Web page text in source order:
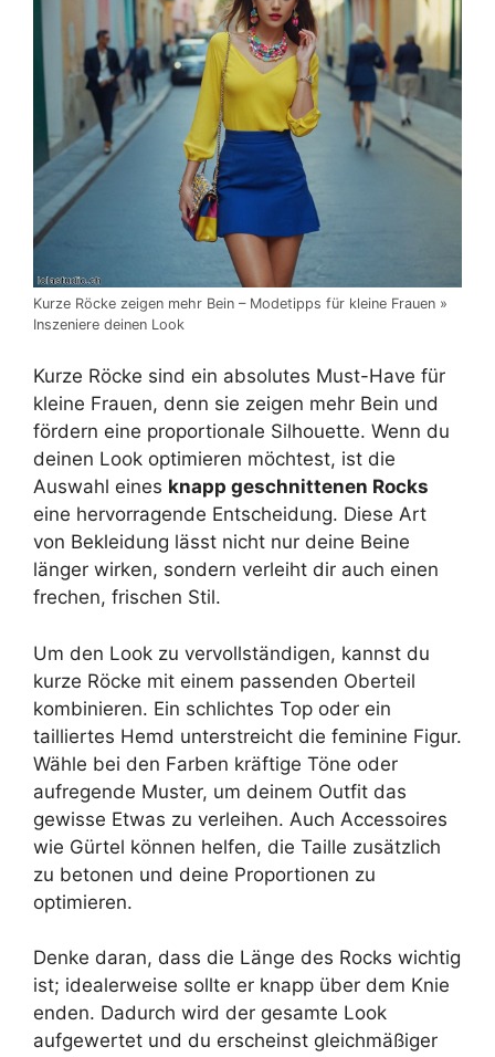
Kurze Röcke zeigen mehr Bein – Modetipps für kleine Frauen »
Inszeniere deinen Look
Kurze Röcke sind ein absolutes Must-Have für
kleine Frauen, denn sie zeigen mehr Bein und
fördern eine proportionale Silhouette. Wenn du
deinen Look optimieren möchtest, ist die
Auswahl eines knapp geschnittenen Rocks
eine hervorragende Entscheidung. Diese Art
von Bekleidung lässt nicht nur deine Beine
länger wirken, sondern verleiht dir auch einen
frechen, frischen Stil.
Um den Look zu vervollständigen, kannst du
kurze Röcke mit einem passenden Oberteil
kombinieren. Ein schlichtes Top oder ein
tailliertes Hemd unterstreicht die feminine Figur.
Wähle bei den Farben kräftige Töne oder
aufregende Muster, um deinem Outfit das
gewisse Etwas zu verleihen. Auch Accessoires
wie Gürtel können helfen, die Taille zusätzlich
zu betonen und deine Proportionen zu
optimieren.
Denke daran, dass die Länge des Rocks wichtig
ist; idealerweise sollte er knapp über dem Knie
enden. Dadurch wird der gesamte Look
aufgewertet und du erscheinst gleichmäßiger